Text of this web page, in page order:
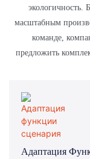
экологичность.
масштабным
команде,
предложить
Адаптация